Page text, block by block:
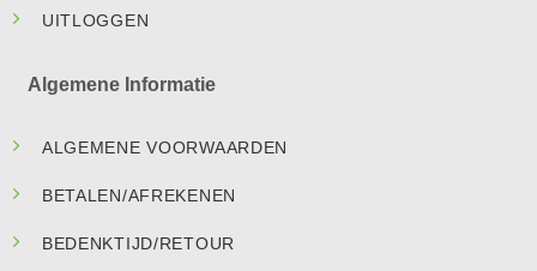
UITLOGGEN
Algemene Informatie
ALGEMENE VOORWAARDEN
BETALEN/AFREKENEN
BEDENKTIJD/RETOUR